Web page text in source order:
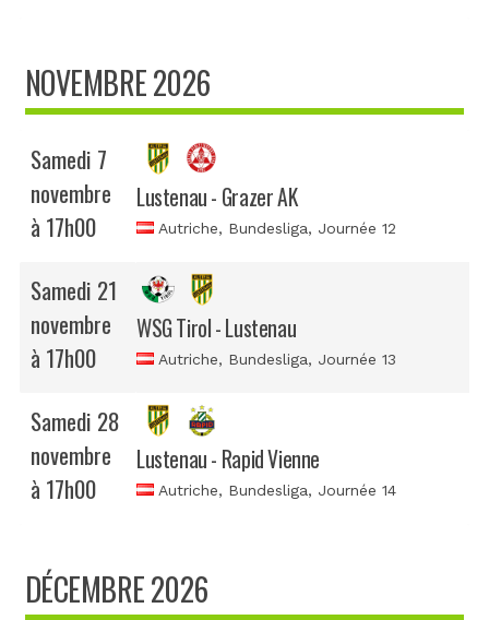
NOVEMBRE 2026
Samedi 7
novembre
à 17h00
Lustenau - Grazer AK
Autriche, Bundesliga, Journée 12
Samedi 21
novembre
à 17h00
WSG Tirol - Lustenau
Autriche, Bundesliga, Journée 13
Samedi 28
novembre
à 17h00
Lustenau - Rapid Vienne
Autriche, Bundesliga, Journée 14
DÉCEMBRE 2026